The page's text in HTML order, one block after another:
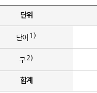
단위
단어 1)
구2)
합계